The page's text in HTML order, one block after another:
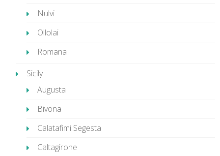
Nulvi
Ollolai
Romana
Sicily
Augusta
Bivona
Calatafimi Segesta
Caltagirone